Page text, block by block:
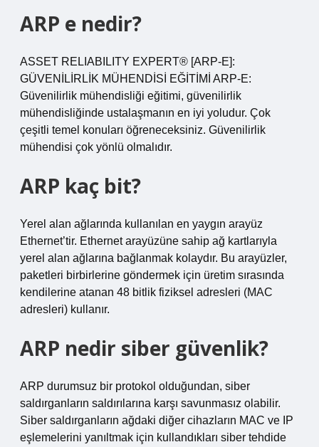
ARP e nedir?
ASSET RELIABILITY EXPERT® [ARP-E]:
GÜVENİLİRLİK MÜHENDİSİ EĞİTİMİ ARP-E:
Güvenilirlik mühendisliği eğitimi, güvenilirlik
mühendisliğinde ustalaşmanın en iyi yoludur. Çok
çeşitli temel konuları öğreneceksiniz. Güvenilirlik
mühendisi çok yönlü olmalıdır.
ARP kaç bit?
Yerel alan ağlarında kullanılan en yaygın arayüz
Ethernet’tir. Ethernet arayüzüne sahip ağ kartlarıyla
yerel alan ağlarına bağlanmak kolaydır. Bu arayüzler,
paketleri birbirlerine göndermek için üretim sırasında
kendilerine atanan 48 bitlik fiziksel adresleri (MAC
adresleri) kullanır.
ARP nedir siber güvenlik?
ARP durumsuz bir protokol olduğundan, siber
saldırganların saldırılarına karşı savunmasız olabilir.
Siber saldırganların ağdaki diğer cihazların MAC ve IP
eşlemelerini yanıltmak için kullandıkları siber tehdide